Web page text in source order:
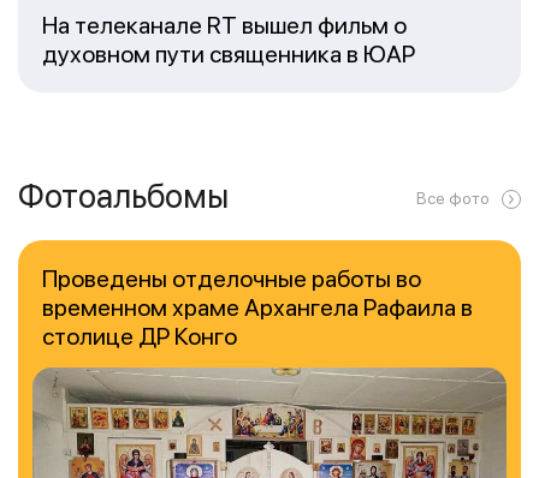
На телеканале RT вышел фильм о
духовном пути священника в ЮАР
Фотоальбомы Все фото
Проведены отделочные работы во
временном храме Архангела Рафаила в
столице ДР Конго